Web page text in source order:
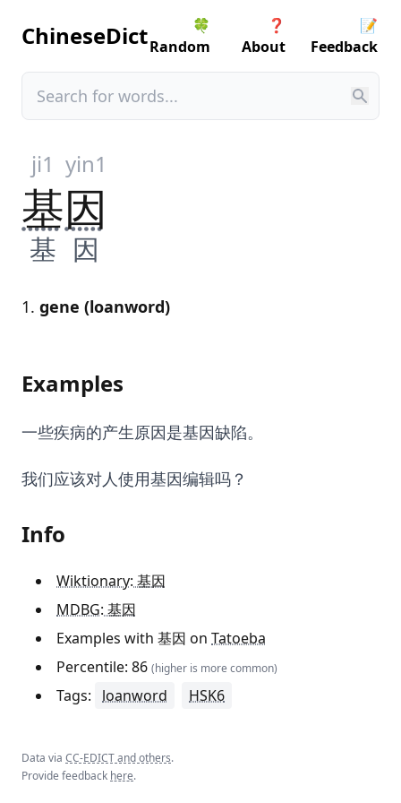
ChineseDict
🍀
Random
❓
About
📝
Feedback
基
ji1
基
因
yin1
因
gene (loanword)
Examples
一些疾病的产生原因是基因缺陷。
我们应该对人使用基因编辑吗？
Info
Wiktionary: 基因
MDBG: 基因
Examples with 基因 on Tatoeba
Percentile: 86 (higher is more common)
Tags: loanword HSK6
Data via CC-EDICT and others.
Provide feedback here.